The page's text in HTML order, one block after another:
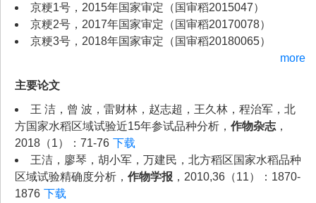
京粳1号，2015年国家审定（国审稻2015047）
京粳2号，2017年国家审定（国审稻20170078）
京粳3号，2018年国家审定（国审稻20180065）
more
主要论文
王 洁，曾 波，雷财林，赵志超，王久林，程治军，北
方国家水稻区域试验近15年参试品种分析， 作物杂志 ，
2018（1）：71-76 下载
王洁，廖琴，胡小军，万建民，北方稻区国家水稻品种
区域试验精确度分析， 作物学报 ，2010,36（11）：1870-
1876 下载